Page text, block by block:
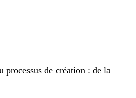
processus de création : de la